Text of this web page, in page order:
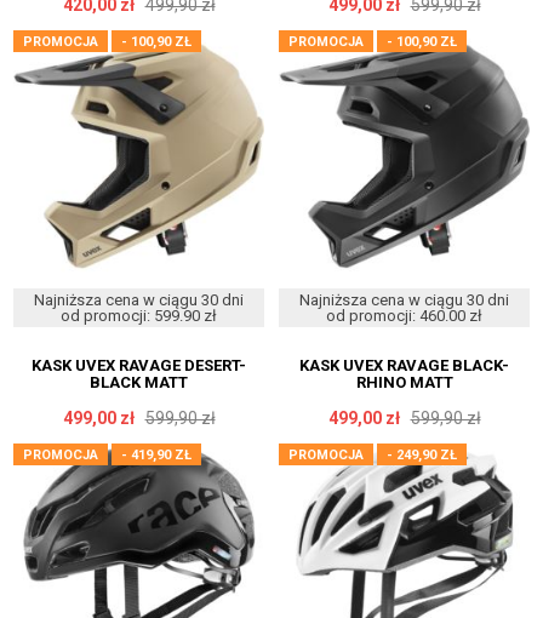
420,00 zł 499,90 zł 499,00 zł 599,90 zł
PROMOCJA - 100,90 ZŁ
Najniższa cena w ciągu 30 dni
od promocji: 599.90 zł
KASK UVEX RAVAGE DESERT-
BLACK MATT
499,00 zł 599,90 zł
PROMOCJA - 100,90 ZŁ
Najniższa cena w ciągu 30 dni
od promocji: 460.00 zł
KASK UVEX RAVAGE BLACK-
RHINO MATT
499,00 zł 599,90 zł
PROMOCJA - 419,90 ZŁ PROMOCJA - 249,90 ZŁ